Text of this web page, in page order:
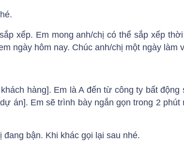
xếp. Em mong anh/chị có thể sắp xếp
ngày hôm nay. Chúc anh/chị một ngày làm
hàng]. Em là A đến từ công ty bất động
án]. Em sẽ trình bày ngắn gọn trong 2 phút
bận. Khi khác gọi lại sau nhé.